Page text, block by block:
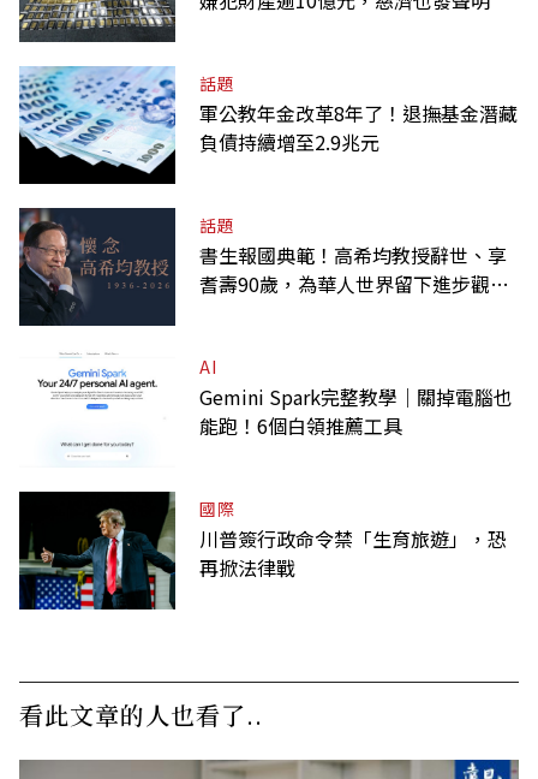
話題
軍公教年金改革8年了！退撫基金潛藏
負債持續增至2.9兆元
話題
書生報國典範！高希均教授辭世、享
耆壽90歲，為華人世界留下進步觀念
AI
Gemini Spark完整教學｜關掉電腦也
能跑！6個白領推薦工具
國際
川普簽行政命令禁「生育旅遊」，恐
再掀法律戰
看此文章的人也看了..